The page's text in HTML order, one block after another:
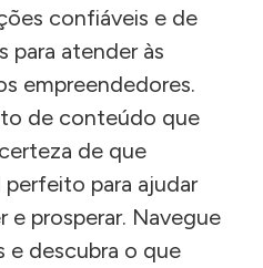
confiáveis e de
para atender às
empreendedores.
de conteúdo que
de que
para ajudar
e prosperar. Navegue
e descubra o que